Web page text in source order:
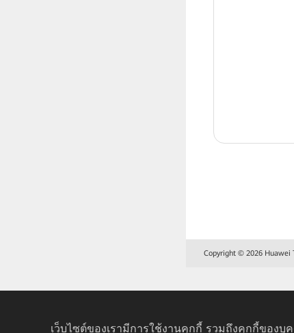
Copyright © 2026 Huawei
เว็บไซต์ของเรามีการใช้งานคุกกี้ รวมถึงคุกกี้ของ